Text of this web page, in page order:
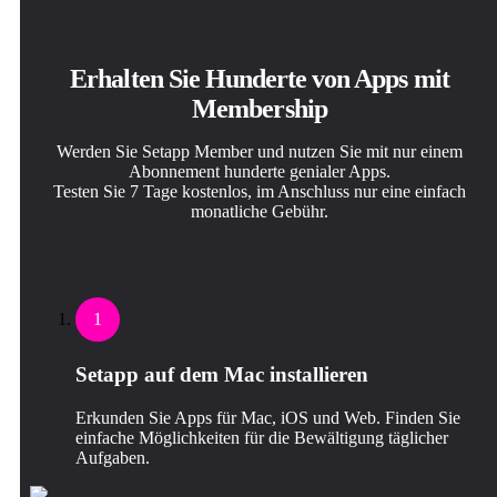
Erhalten Sie Hunderte von Apps mit
Membership
Werden Sie Setapp Member und nutzen Sie mit nur einem
Abonnement hunderte genialer Apps.
Testen Sie 7 Tage kostenlos, im Anschluss nur eine einfach
monatliche Gebühr.
1
Setapp auf dem Mac installieren
Erkunden Sie Apps für Mac, iOS und Web. Finden Sie
einfache Möglichkeiten für die Bewältigung täglicher
Aufgaben.